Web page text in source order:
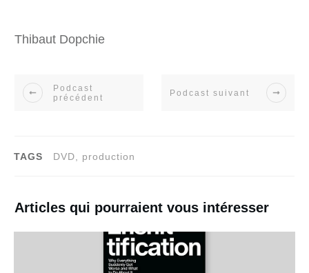
Thibaut Dopchie
Podcast
précédent
Podcast suivant
TAGS DVD, production
Articles qui pourraient vous intéresser